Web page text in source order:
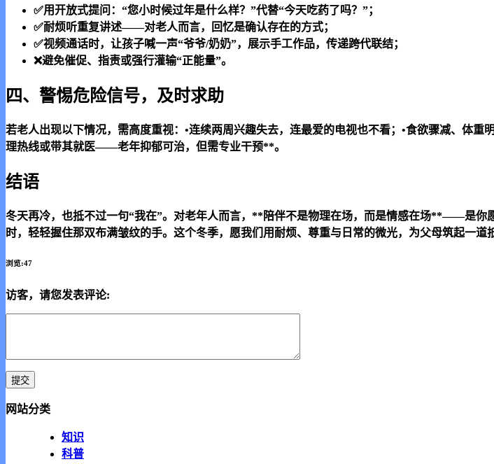
✅用开放式提问：“您小时候过年是什么样？”代替“今天吃药了吗？”；
✅耐烦听重复讲述——对老人而言，回忆是确认存在的方式；
✅视频通话时，让孩子喊一声“爷爷/奶奶”，展示手工作品，传递跨代联结；
❌避免催促、指责或强行灌输“正能量”。
四、警惕危险信号，及时求助
若老人出现以下情况，需高度重视：•连续两周兴趣失去，连最爱的电视也不看；•食欲骤减、体
理热线或带其就医——老年抑郁可治，但需专业干预**。
结语
冬天再冷，也抵不过一句“我在”。对老年人而言，**陪伴不是物理在场，而是情感在场**——是你
时，轻轻握住那双布满皱纹的手。这个冬季，愿我们用耐烦、尊重与日常的微光，为父母筑起一
浏览:47
访客，请您发表评论:
网站分类
知识
科普